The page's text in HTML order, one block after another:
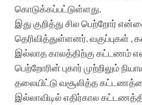
கொடுக்கப்பட்டுள்ளது.
இது குறித்து சில பெற்றோர்
தெரிவித்துள்ளனர். வகுப்புகள் ,
இல்லாத காலத்திற்கு கட்டணம்
பெற்றோரின் புகார் முற்றிலும்
தலையிட்டு வசூலித்த
இல்லாவிடில் எதிர்கால